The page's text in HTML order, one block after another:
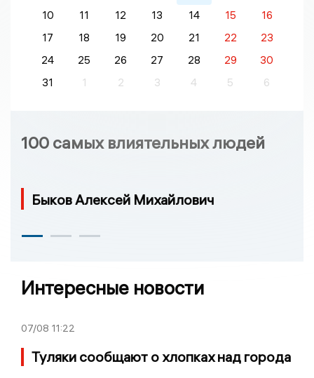
10
11 12 13 14 15
16
17
18 19 20 21 22
23
24
25 26 27 28 29
30
31
1 2 3 4 5 6
100 самых влиятельных людей
Быков Алексей Михайлович
Интересные новости
07/08 11:22
Туляки сообщают о хлопках над города